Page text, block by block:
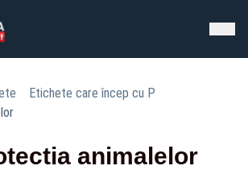
Etichete care încep cu P
animalelor